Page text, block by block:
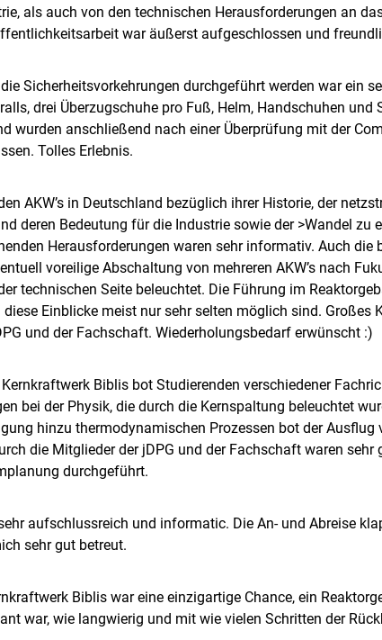
als auch von den technischen Herausforderungen an
war äußerst aufgeschlossen und
Sicherheitsvorkehrungen durchgeführt werden war ein
drei Überzugschuhe pro Fuß, Helm, Handschuhen
wurden anschließend nach einer Überprüfung mit der
Tolles Erlebnis.
AKW’s in Deutschland bezüglich ihrer Historie, der
deren Bedeutung für die Industrie sowie der >Wandel zu
Herausforderungen waren sehr informativ. Auch die
voreilige Abschaltung von mehreren AKW’s nach
technischen Seite beleuchtet. Die Führung im
diese Einblicke meist nur sehr selten möglich sind. Großes
und der Fachschaft. Wiederholungsbedarf erwünscht :)
Biblis bot Studierenden verschiedener
bei der Physik, die durch die Kernspaltung beleuchtet
hinzu thermodynamischen Prozessen bot der Ausflug
die Mitglieder der jDPG und der Fachschaft waren
durchgeführt.
aufschlussreich und informatic. Die An- und Abreise
sehr gut betreut.
Biblis war eine einzigartige Chance, ein
war, wie langwierig und mit wie vielen Schritten der